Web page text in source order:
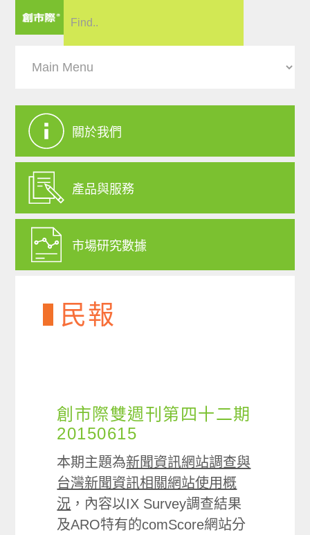
關於我們
產品與服務
市場研究數據
民報
創市際雙週刊第四十二期
20150615
本期主題為新聞資訊網站調查與
台灣新聞資訊相關網站使用概
況 ，內容以IX Survey調查結果
及ARO特有的comScore網站分